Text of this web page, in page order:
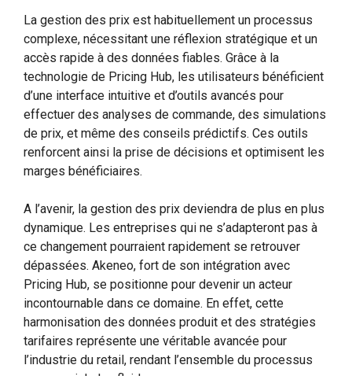
La gestion des prix est habituellement un processus
complexe, nécessitant une réflexion stratégique et un
accès rapide à des données fiables. Grâce à la
technologie de Pricing Hub, les utilisateurs bénéficient
d’une interface intuitive et d’outils avancés pour
effectuer des analyses de commande, des simulations
de prix, et même des conseils prédictifs. Ces outils
renforcent ainsi la prise de décisions et optimisent les
marges bénéficiaires.
A l’avenir, la gestion des prix deviendra de plus en plus
dynamique. Les entreprises qui ne s’adapteront pas à
ce changement pourraient rapidement se retrouver
dépassées. Akeneo, fort de son intégration avec
Pricing Hub, se positionne pour devenir un acteur
incontournable dans ce domaine. En effet, cette
harmonisation des données produit et des stratégies
tarifaires représente une véritable avancée pour
l’industrie du retail, rendant l’ensemble du processus